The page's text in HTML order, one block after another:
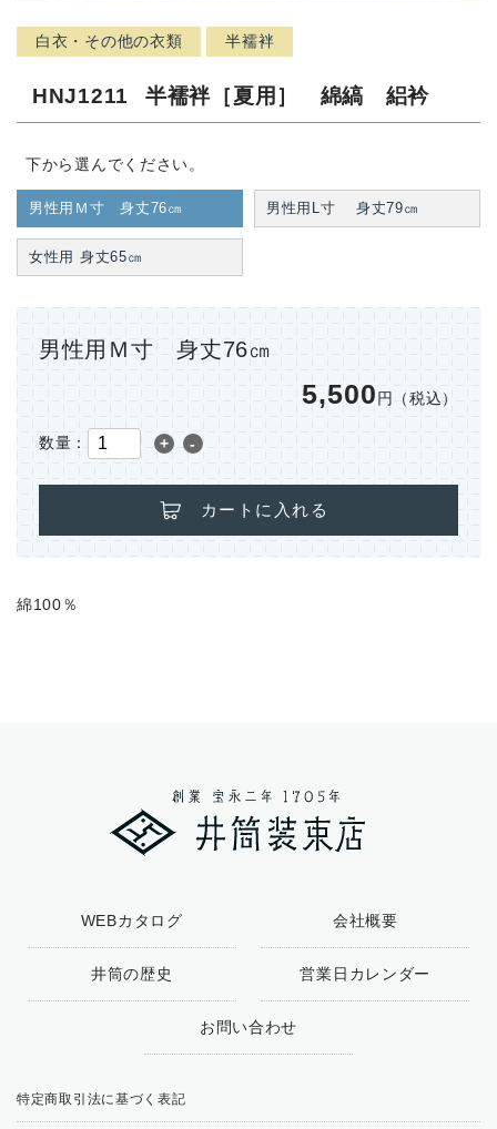
白衣・その他の衣類 半襦袢
HNJ1211 半襦袢［夏用］ 綿縞 絽衿
下から選んでください。
男性用Ｍ寸 身丈76㎝ 男性用L寸 身丈79㎝
女性用 身丈65㎝
男性用Ｍ寸 身丈76㎝
5,500円（税込）
数量： + -
カートに入れる
綿100％
WEBカタログ 会社概要
井筒の歴史 営業日カレンダー
お問い合わせ
特定商取引法に基づく表記